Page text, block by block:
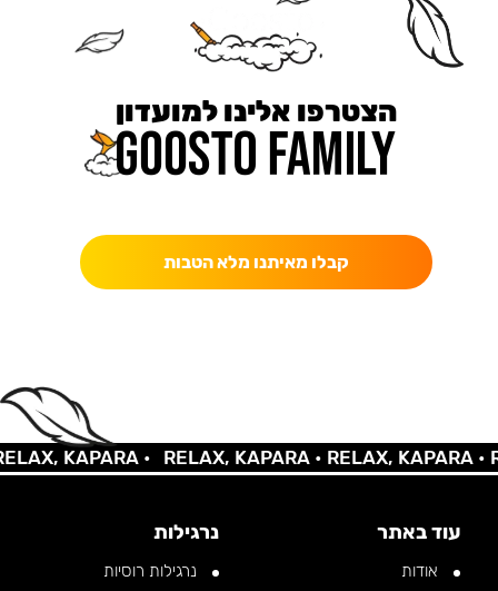
הצטרפו אלינו למועדון
קבלו מאיתנו מלא הטבות
KAPARA • RELAX, KAPARA •RELAX, KAPARA •
עוד באתר
אודות
נרגילות
נרגילות רוסיות